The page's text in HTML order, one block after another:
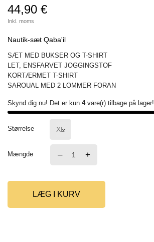
44,90 €
Inkl. moms
Nautik-sæt Qaba'il
SÆT MED BUKSER OG T-SHIRT
LET, ENSFARVET JOGGINGSTOF
KORTÆRMET T-SHIRT
SAROUAL MED 2 LOMMER FORAN
Skynd dig nu! Det er kun 4vare(r) tilbage på lager!
Størrelse
Mængde – +
LÆG I KURV